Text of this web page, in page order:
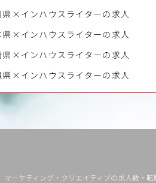
県×インハウスライターの求人
県×インハウスライターの求人
県×インハウスライターの求人
県×インハウスライターの求人
ーケティング・クリエイティブの求人数・転